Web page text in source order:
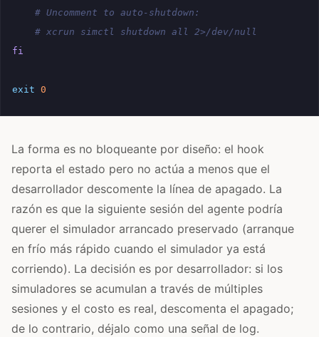
# Uncomment to auto-shutdown:
# xcrun simctl shutdown all 2>/dev/null
fi
exit 0
La forma es no bloqueante por diseño: el hook
reporta el estado pero no actúa a menos que el
desarrollador descomente la línea de apagado. La
razón es que la siguiente sesión del agente podría
querer el simulador arrancado preservado (arranque
en frío más rápido cuando el simulador ya está
corriendo). La decisión es por desarrollador: si los
simuladores se acumulan a través de múltiples
sesiones y el costo es real, descomenta el apagado;
de lo contrario, déjalo como una señal de log.